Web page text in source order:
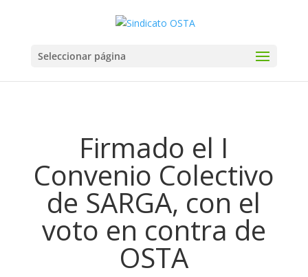
Seleccionar página
Firmado el I
Convenio Colectivo
de SARGA, con el
voto en contra de
OSTA